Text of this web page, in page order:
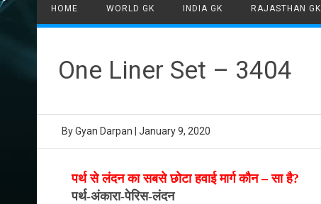
HOME WORLD GK INDIA GK RAJASTHAN GK
One Liner Set – 3404
ByGyan Darpan January 9, 2020
पर्थ से लंदन का सबसे छोटा हवाई मार्ग कौन – सा है?
पर्थ-अंकारा-पेरिस-लंदन